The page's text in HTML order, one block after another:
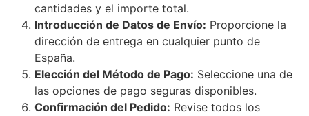
cantidades y el importe total.
Introducción de Datos de Envío: Proporcione la
dirección de entrega en cualquier punto de
España.
Elección del Método de Pago: Seleccione una de
las opciones de pago seguras disponibles.
Confirmación del Pedido: Revise todos los